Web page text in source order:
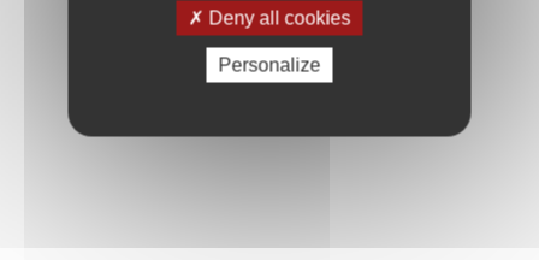
Deny all cookies
Personalize